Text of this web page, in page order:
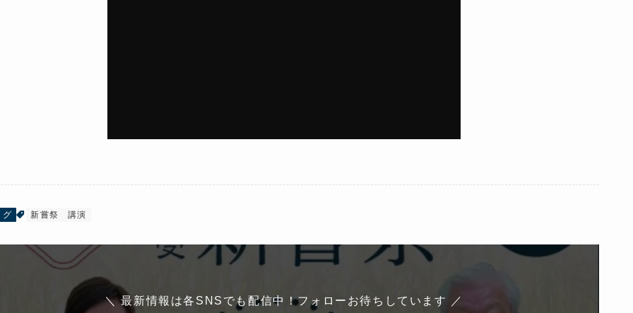
グ 新嘗祭 講演
＼ 最新情報は各SNSでも配信中！フォローお待ちしています ／